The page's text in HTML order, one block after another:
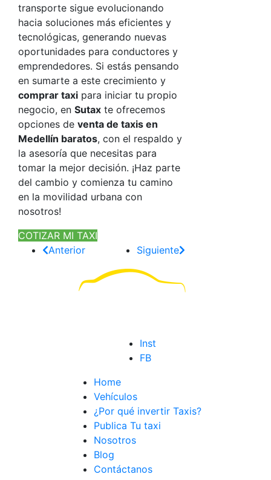
transporte sigue evolucionando
hacia soluciones más eficientes y
tecnológicas, generando nuevas
oportunidades para conductores y
emprendedores. Si estás pensando
en sumarte a este crecimiento y
comprar taxi para iniciar tu propio
negocio, en Sutax te ofrecemos
opciones de venta de taxis en
Medellín baratos, con el respaldo y
la asesoría que necesitas para
tomar la mejor decisión. ¡Haz parte
del cambio y comienza tu camino
en la movilidad urbana con
nosotros!
COTIZAR MI TAXI
Anterior
Siguiente
Inst
FB
Home
Vehículos
¿Por qué invertir Taxis?
Publica Tu taxi
Nosotros
Blog
Contáctanos